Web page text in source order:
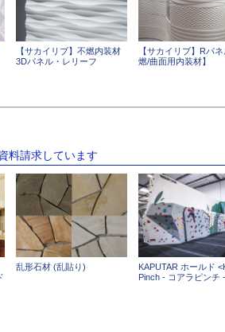
【サカイリブ】不燃内装材
3Dパネル・レリーフ
【サカイリブ】Rパ
燃/曲面用内装材】
料請求しています
乱形石材 (乱貼り)
KAPUTAR ホールド
Pinch - コアラピンチ